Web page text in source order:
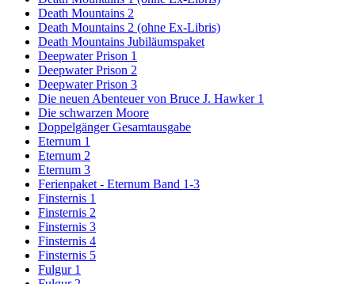
Death Mountains 2
Death Mountains 2 (ohne Ex-Libris)
Death Mountains Jubiläumspaket
Deepwater Prison 1
Deepwater Prison 2
Deepwater Prison 3
Die neuen Abenteuer von Bruce J. Hawker 1
Die schwarzen Moore
Doppelgänger Gesamtausgabe
Eternum 1
Eternum 2
Eternum 3
Ferienpaket - Eternum Band 1-3
Finsternis 1
Finsternis 2
Finsternis 3
Finsternis 4
Finsternis 5
Fulgur 1